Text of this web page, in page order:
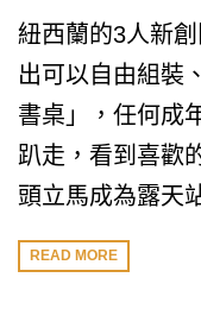
紐西蘭的3人新
出可以自由組裝
書桌」，任何成
趴走，看到喜歡
頭立馬成為露天
READ MORE